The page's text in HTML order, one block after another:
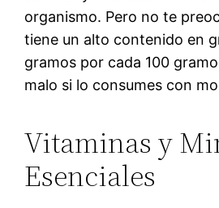
organismo. Pero no te
tiene un alto contenido en
gramos por cada 100
malo si lo consumes con
Vitaminas y
Esenciales